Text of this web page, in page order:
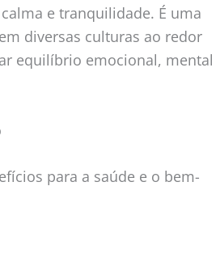
e tranquilidade. É uma
diversas culturas ao redor
equilíbrio emocional, mental
para a saúde e o bem-